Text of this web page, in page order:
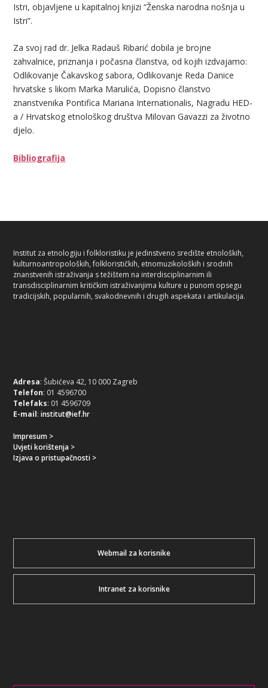
Istri, objavljene u kapitalnoj knjizi “Ženska narodna nošnja u
Istri”.
Za svoj rad dr. Jelka Radauš Ribarić dobila je brojne
zahvalnice, priznanja i počasna članstva, od kojih izdvajamo:
Odlikovanje Čakavskog sabora, Odlikovanje Reda Danice
hrvatske s likom Marka Marulića, Dopisno članstvo
znanstvenika Pontifica Mariana Internationalis, Nagradu HED-
a / Hrvatskog etnološkog društva Milovan Gavazzi za životno
djelo.
Bibliografija
Institut za etnologiju i folkloristiku je jedinstveno središte etnoloških,
kulturnoantropoloških, folklorističkih, etnomuzikoloških i srodnih
znanstvenih istraživanja s težištem na interdisciplinarnim ili
transdisciplinarnim kritičkim istraživanjima kulture u punom opsegu
tradicijskih, popularnih, svakodnevnih i drugih aspekata i artikulacija.
Adresa: Šubićeva 42, 10 000 Zagreb
Telefon: 01 4596700
Telefaks: 01 4596709
E-mail:institut@ief.hr
Impresum >
Uvjeti korištenja >
Izjava o pristupačnosti >
Webmail za korisnike
Intranet za korisnike